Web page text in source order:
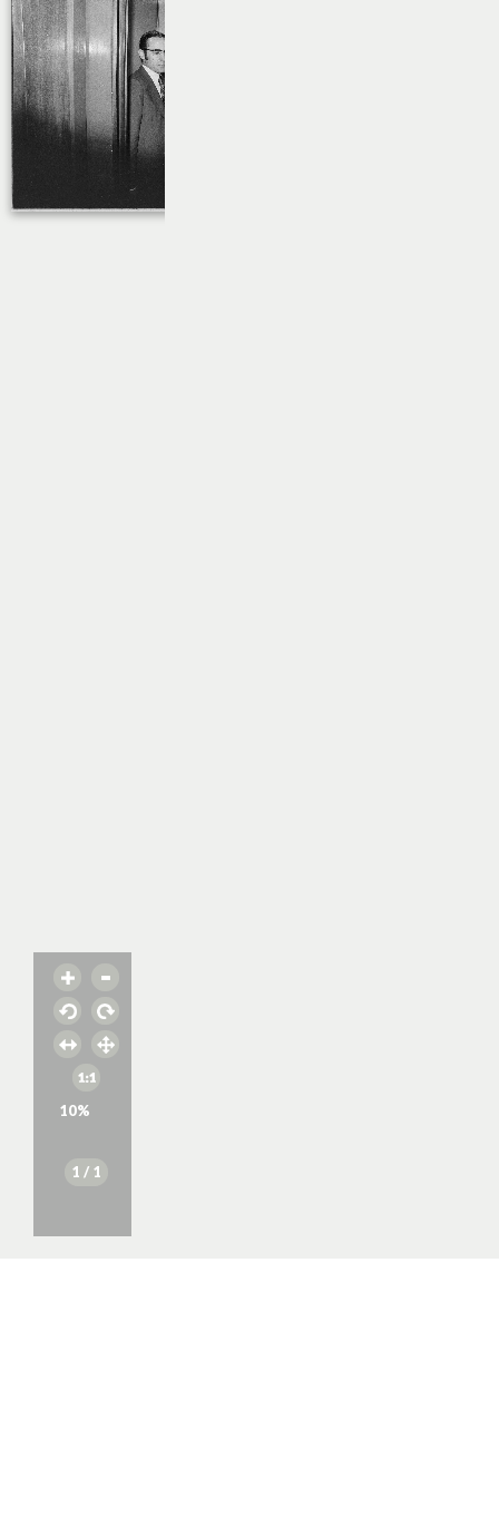
10%
1 / 1